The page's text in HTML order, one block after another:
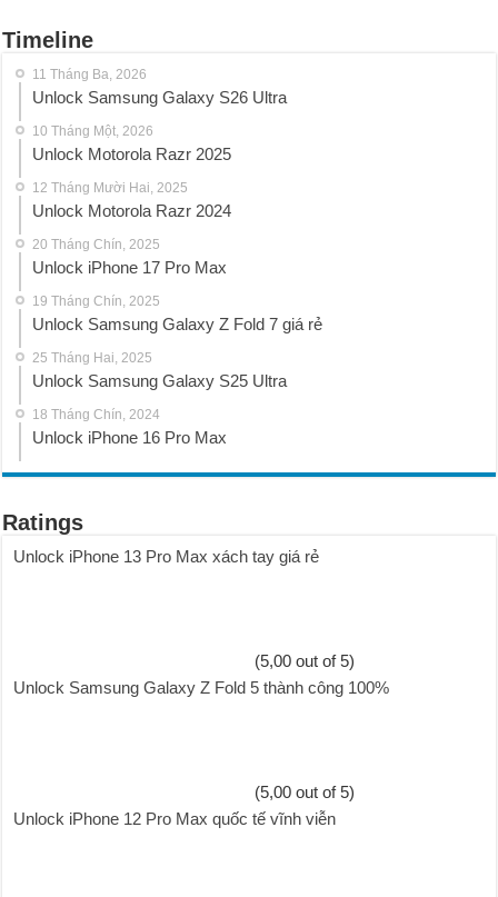
Timeline
11 Tháng Ba, 2026
Unlock Samsung Galaxy S26 Ultra
10 Tháng Một, 2026
Unlock Motorola Razr 2025
12 Tháng Mười Hai, 2025
Unlock Motorola Razr 2024
20 Tháng Chín, 2025
Unlock iPhone 17 Pro Max
19 Tháng Chín, 2025
Unlock Samsung Galaxy Z Fold 7 giá rẻ
25 Tháng Hai, 2025
Unlock Samsung Galaxy S25 Ultra
18 Tháng Chín, 2024
Unlock iPhone 16 Pro Max
Ratings
Unlock iPhone 13 Pro Max xách tay giá rẻ
(5,00 out of 5)
Unlock Samsung Galaxy Z Fold 5 thành công 100%
(5,00 out of 5)
Unlock iPhone 12 Pro Max quốc tế vĩnh viễn